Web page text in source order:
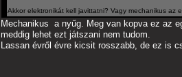
Akkor elektronikát kell javittatni? Vagy mechanikus az
Mechanikus a nyűg. Meg van kopva ez az
meddig lehet ezt játszani nem tudom.
Lassan évről évre kicsit rosszabb, de ez is